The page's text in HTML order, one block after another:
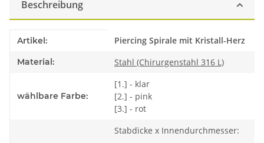
Beschreibung
Produkteigenschaft
Wert
Artikel: Piercing Spirale mit Kristall-Herz
Material: Stahl (Chirurgenstahl 316 L)
wählbare Farbe:
[1.] - klar
[2.] - pink
[3.] - rot
Stabdicke x Innendurchmesser: